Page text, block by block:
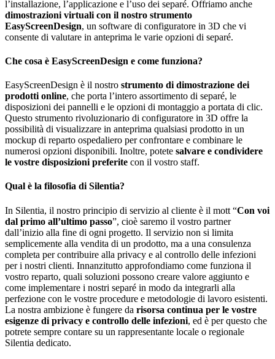
l’installazione, l’applicazione e l’uso dei separé. Offriamo anche
dimostrazioni virtuali con il nostro strumento
EasyScreenDesign, un software di configuratore in 3D che vi
consente di valutare in anteprima le varie opzioni di separé.
Che cosa è EasyScreenDesign e come funziona?
EasyScreenDesign è il nostro strumento di dimostrazione dei
prodotti online, che porta l’intero assortimento di separé, le
disposizioni dei pannelli e le opzioni di montaggio a portata di clic.
Questo strumento rivoluzionario di configuratore in 3D offre la
possibilità di visualizzare in anteprima qualsiasi prodotto in un
mockup di reparto ospedaliero per confrontare e combinare le
numerosi opzioni disponibili. Inoltre, potete salvare e condividere
le vostre disposizioni preferite con il vostro staff.
Qual è la filosofia di Silentia?
In Silentia, il nostro principio di servizio al cliente è il mott “Con voi
dal primo all’ultimo passo”, cioè saremo il vostro partner
dall’inizio alla fine di ogni progetto. Il servizio non si limita
semplicemente alla vendita di un prodotto, ma a una consulenza
completa per contribuire alla privacy e al controllo delle infezioni
per i nostri clienti. Innanzitutto approfondiamo come funziona il
vostro reparto, quali soluzioni possono creare valore aggiunto e
come implementare i nostri separé in modo da integrarli alla
perfezione con le vostre procedure e metodologie di lavoro esistenti.
La nostra ambizione è fungere da risorsa continua per le vostre
esigenze di privacy e controllo delle infezioni, ed è per questo che
potrete sempre contare su un rappresentante locale o regionale
Silentia dedicato.